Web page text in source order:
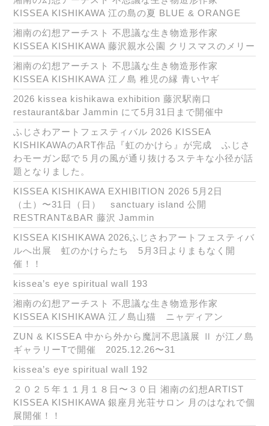
KISSEA KISHIKAWA 江の島の夏 BLUE & ORANGE
湘南の幻想アーチスト 不思議な生き物造形作家
KISSEA KISHIKAWA 藤沢親水公園 クリスマスのメリー
湘南の幻想アーチスト 不思議な生き物造形作家
KISSEA KISHIKAWA 江ノ島 稚児の縁 青いヤギ
2026 kissea kishikawa exhibition 藤沢駅南口
restaurant&bar Jammin にて5月31日まで開催中
ふじさわアートフェスティバル 2026 KISSEA
KISHIKAWAのART作品『虹のかけら』が完成 ふじさ
わモーガン邸で５月の風が通り抜けるステキな小径が話
題となりました。
KISSEA KISHIKAWA EXHIBITION 2026 5月2日
（土）〜31日（日） sanctuary island 公開
RESTRANT&BAR 藤沢 Jammin
KISSEA KISHIKAWA 2026ふじさわアートフェスティバ
ルへ出展 虹のかけらたち 5月3日よりまもなく開
催！！
kissea’s eye spiritual wall 193
湘南の幻想アーチスト 不思議な生き物造形作家
KISSEA KISHIKAWA 江ノ島山猫 ニャディアン
ZUN & KISSEA 中から外から魔訶不思議展 Ⅱ が江ノ島
ギャラリーTで開催 2025.12.26〜31
kissea’s eye spiritual wall 192
２０２５年１１月１８日〜３０日 湘南の幻想ARTIST
KISSEA KISHIKAWA 銀座月光荘サロン 月のはなれで個
展開催！！